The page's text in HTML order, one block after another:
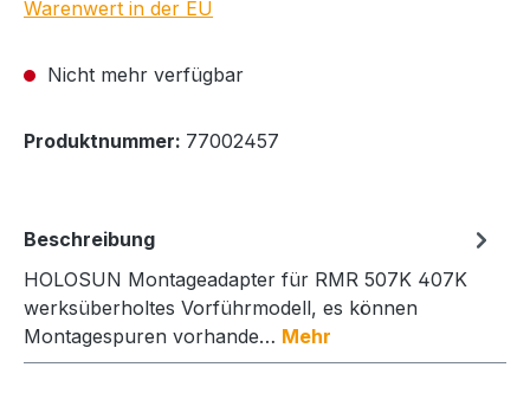
Warenwert in der EU
Nicht mehr verfügbar
Produktnummer: 77002457
Beschreibung
HOLOSUN Montageadapter für RMR 507K 407K
werksüberholtes Vorführmodell, es können
Montagespuren vorhande… Mehr